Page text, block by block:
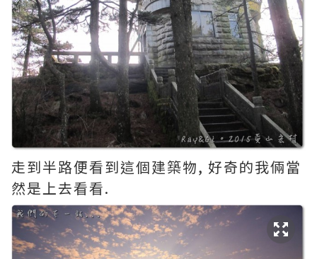
走到半路便看到這個建築物, 好奇的我倆當
然是上去看看.